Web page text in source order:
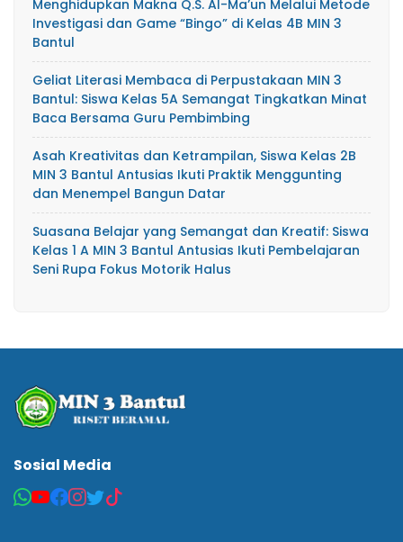
Menghidupkan Makna Q.S. Al-Ma’un Melalui Metode
Investigasi dan Game “Bingo” di Kelas 4B MIN 3
Bantul
Geliat Literasi Membaca di Perpustakaan MIN 3
Bantul: Siswa Kelas 5A Semangat Tingkatkan Minat
Baca Bersama Guru Pembimbing
Asah Kreativitas dan Ketrampilan, Siswa Kelas 2B
MIN 3 Bantul Antusias Ikuti Praktik Menggunting
dan Menempel Bangun Datar
Suasana Belajar yang Semangat dan Kreatif: Siswa
Kelas 1 A MIN 3 Bantul Antusias Ikuti Pembelajaran
Seni Rupa Fokus Motorik Halus
Sosial Media